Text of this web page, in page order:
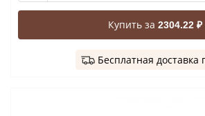
Купить за 2304.22 ₽
Бесплатная доставка